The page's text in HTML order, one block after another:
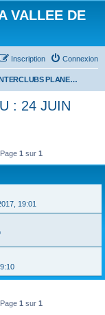
VALLEE DE
Connexion
Inscription
INTERCLUBS PLANEUR VISSOU : 24 JUIN 2017
: 24 JUIN
1 sur 1
19:01
1 sur 1